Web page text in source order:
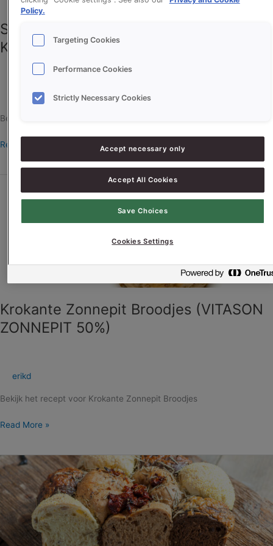
Sonnibatta Bieslook (SONPLUS
KROKANT SUPER, VITASON ZONNEPIT)
Bekijk het recept voor Sonnibatta Bieslook
Read More »
Krokante Zonnepit Broodjes (VITASON
ZONNEPIT 50%)
erikd
Bekijk het recept voor Krokante Zonnepit Broodjes
Zonnepit
(VITASON
Read More »
BBQ
Broodjes
Policy.
Targeting Cookies
Performance Cookies
Strictly Necessary Cookies
Accept necessary only
Accept All Cookies
Save Choices
Cookies Settings